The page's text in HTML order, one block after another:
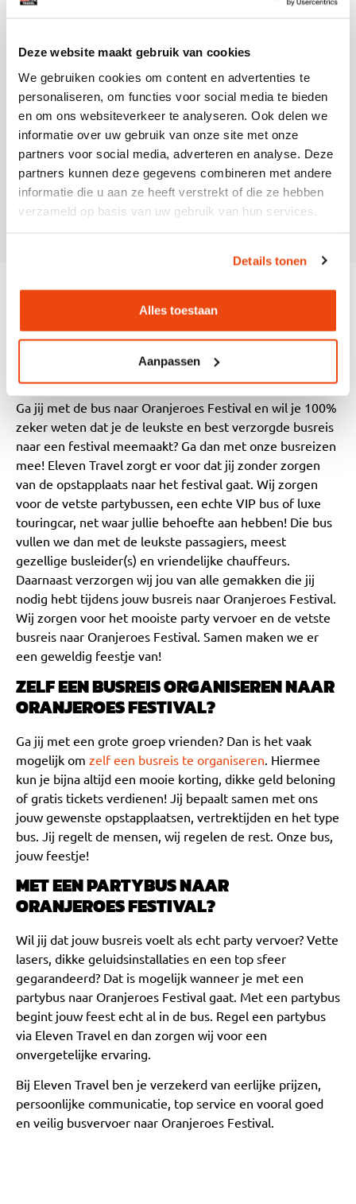
Deze website maakt gebruik van cookies
We gebruiken cookies om content en advertenties te
personaliseren, om functies voor social media te bieden
en om ons websiteverkeer te analyseren. Ook delen we
informatie over uw gebruik van onze site met onze
partners voor social media, adverteren en analyse. Deze
partners kunnen deze gegevens combineren met andere
informatie die u aan ze heeft verstrekt of die ze hebben
verzameld op basis van uw gebruik van hun services.
Details tonen
Alles toestaan
Aanpassen
In sommige bussen is ook gekoelde drank te koop.
Wanneer vertrekt de bus terug?
Is de busreis retour?
Zitten we met onze groep bij elkaar?
DE GEZELLIGSTE BUSREIS NAAR
ORANJEROES FESTIVAL
Ga jij met de bus naar Oranjeroes Festival en wil je 100%
zeker weten dat je de leukste en best verzorgde busreis
naar een festival meemaakt? Ga dan met onze busreizen
mee! Eleven Travel zorgt er voor dat jij zonder zorgen
van de opstapplaats naar het festival gaat. Wij zorgen
voor de vetste partybussen, een echte VIP bus of luxe
touringcar, net waar jullie behoefte aan hebben! Die bus
vullen we dan met de leukste passagiers, meest
gezellige busleider(s) en vriendelijke chauffeurs.
Daarnaast verzorgen wij jou van alle gemakken die jij
nodig hebt tijdens jouw busreis naar Oranjeroes Festival.
Wij zorgen voor het mooiste party vervoer en de vetste
busreis naar Oranjeroes Festival. Samen maken we er
een geweldig feestje van!
ZELF EEN BUSREIS ORGANISEREN NAAR
ORANJEROES FESTIVAL?
Ga jij met een grote groep vrienden? Dan is het vaak
mogelijk om zelf een busreis te organiseren . Hiermee
kun je bijna altijd een mooie korting, dikke geld beloning
of gratis tickets verdienen! Jij bepaalt samen met ons
jouw gewenste opstapplaatsen, vertrektijden en het type
bus. Jij regelt de mensen, wij regelen de rest. Onze bus,
jouw feestje!
MET EEN PARTYBUS NAAR
ORANJEROES FESTIVAL?
Wil jij dat jouw busreis voelt als echt party vervoer? Vette
lasers, dikke geluidsinstallaties en een top sfeer
gegarandeerd? Dat is mogelijk wanneer je met een
partybus naar Oranjeroes Festival gaat. Met een partybus
begint jouw feest echt al in de bus. Regel een partybus
via Eleven Travel en dan zorgen wij voor een
onvergetelijke ervaring.
Bij Eleven Travel ben je verzekerd van eerlijke prijzen,
persoonlijke communicatie, top service en vooral goed
en veilig busvervoer naar Oranjeroes Festival.